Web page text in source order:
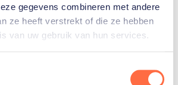
gegevens combineren met andere
ze heeft verstrekt of die ze hebben
van uw gebruik van hun services.